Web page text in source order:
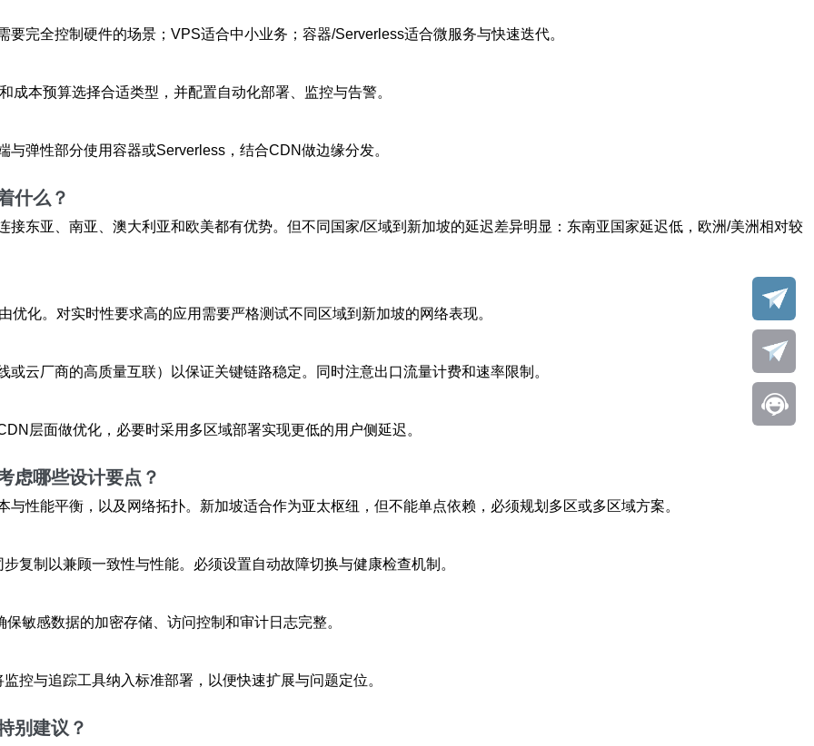
要完全控制硬件的场景；VPS适合中小业务；容器/Serverless适合微服务与快速迭代。
本预算选择合适类型，并配置自动化部署、监控与告警。
弹性部分使用容器或Serverless，结合CDN做边缘分发。
什么？
东亚、南亚、澳大利亚和欧美都有优势。但不同国家/区域到新加坡的延迟差异明显：东南亚国家延迟低，欧洲/美洲相对较
化。对实时性要求高的应用需要严格测试不同区域到新加坡的网络表现。
云厂商的高质量互联）以保证关键链路稳定。同时注意出口流量计费和速率限制。
层面做优化，必要时采用多区域部署实现更低的用户侧延迟。
虑哪些设计要点？
性能平衡，以及网络拓扑。新加坡适合作为亚太枢纽，但不能单点依赖，必须规划多区或多区域方案。
复制以兼顾一致性与性能。必须设置自动故障切换与健康检查机制。
敏感数据的加密存储、访问控制和审计日志完整。
控与追踪工具纳入标准部署，以便快速扩展与问题定位。
别建议？